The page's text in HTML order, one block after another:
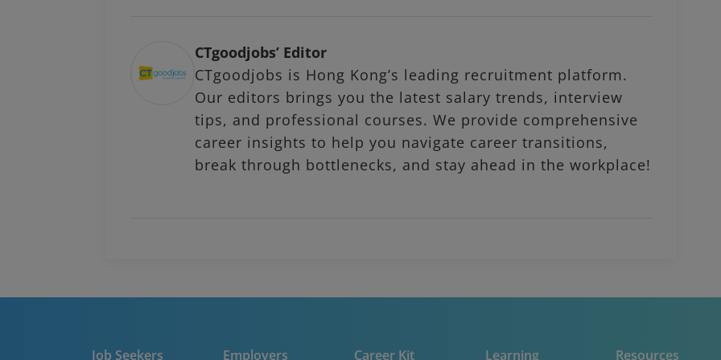
CTgoodjobs’ Editor
CTgoodjobs is Hong Kong’s leading recruitment platform.
Our editors brings you the latest salary trends, interview
tips, and professional courses. We provide comprehensive
career insights to help you navigate career transitions,
break through bottlenecks, and stay ahead in the workplace!
Job Seekers Employers Career Kit Learning Resources